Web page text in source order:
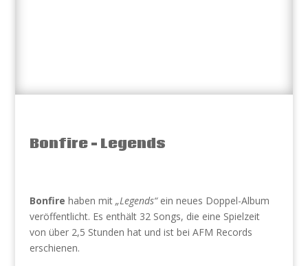
Bonfire – Legends
Bonfire haben mit „Legends“ein neues Doppel-Album
veröffentlicht. Es enthält 32 Songs, die eine Spielzeit
von über 2,5 Stunden hat und ist bei AFM Records
erschienen.